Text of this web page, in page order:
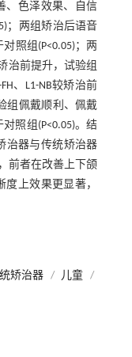
、色泽效果、自信
；两组矫治后语音
照组(P<0.05)；两
治前提升，试验组
、L1-NB较矫治前
组佩戴顺利、佩戴
照组(P<0.05)。结
治器与传统矫治器
前者在改善上下颌
上效果更显著，
矫治器 / 儿童 /